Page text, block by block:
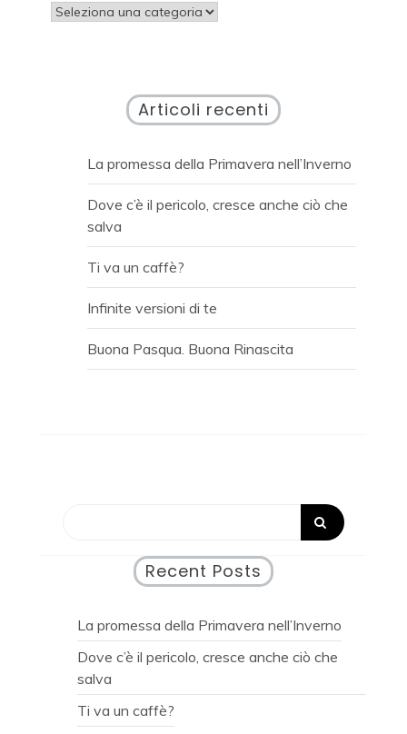
Categorie
Articoli recenti
La promessa della Primavera nell’Inverno
Dove c’è il pericolo, cresce anche ciò che
salva
Ti va un caffè?
Infinite versioni di te
Buona Pasqua. Buona Rinascita
Recent Posts
La promessa della Primavera nell’Inverno
Dove c’è il pericolo, cresce anche ciò che
salva
Ti va un caffè?